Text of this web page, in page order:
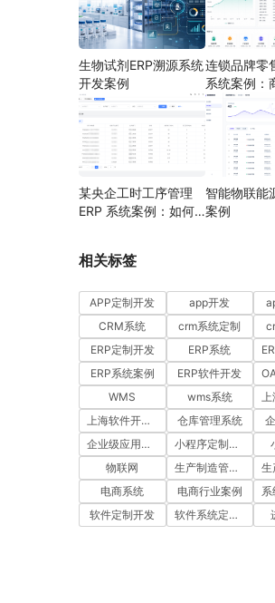
生物试剂ERP溯源系统
开发案例
连锁品牌零
系统案例：
存、会员和
何打通
某央企工时工序管理
ERP 系统案例：如何
智能物联能
案例
相关标签
APP定制开发 app开发
CRM系统
crm系统定制
ERP定制开发
ERP系统
ERP系统案例
ERP软件开发
WMS
wms系统
上海软件开发公司
仓库管理系统
企业级应用开发服务案例
小程序定制开发
物联网
生产制造管理系统
电商系统
电商行业案例
软件定制开发
软件系统定制开发